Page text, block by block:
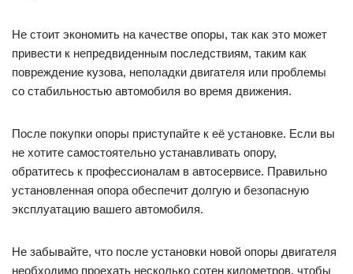
Не стоит экономить на качестве опоры, так как это может
привести к непредвиденным последствиям, таким как
повреждение кузова, неполадки двигателя или проблемы
со стабильностью автомобиля во время движения.
После покупки опоры приступайте к её установке. Если вы
не хотите самостоятельно устанавливать опору,
обратитесь к профессионалам в автосервисе. Правильно
установленная опора обеспечит долгую и безопасную
эксплуатацию вашего автомобиля.
Не забывайте, что после установки новой опоры двигателя
необходимо проехать несколько сотен километров, чтобы